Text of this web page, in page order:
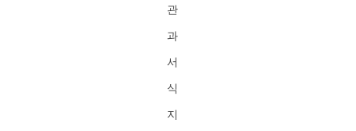
관
과
서
식
지